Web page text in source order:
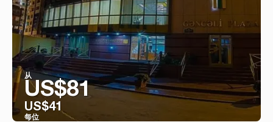
从
US$81
US$41
每位